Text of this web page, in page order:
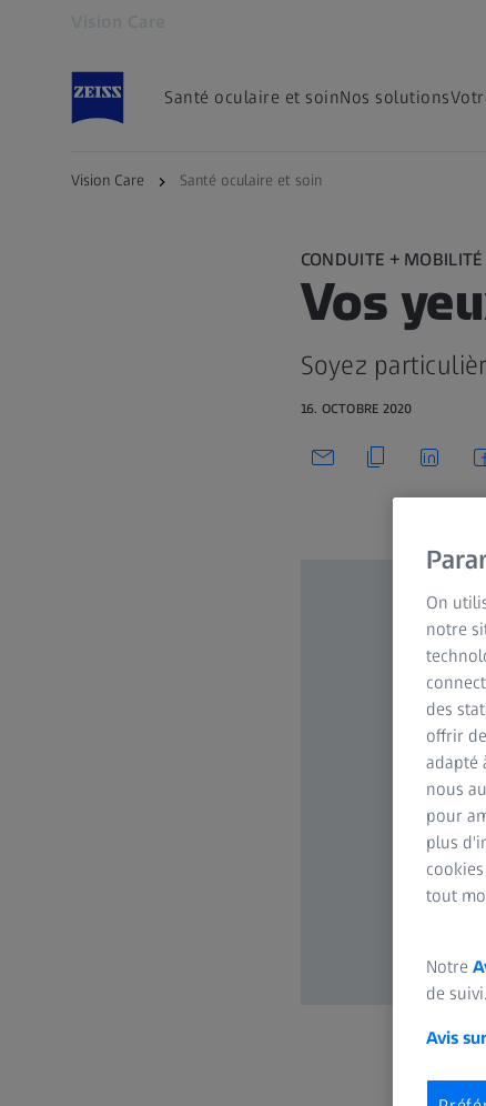
Santé oculaire et soinNos solutions
Vision Care Santé oculaire et soin
CONDUITE + MOBILITÉ
Vos
Soyez
16. OCTOBRE 2020
On
notre
des
offrir
adapté
nous
pour
plus
tout
Notre
de suivi.
Avis